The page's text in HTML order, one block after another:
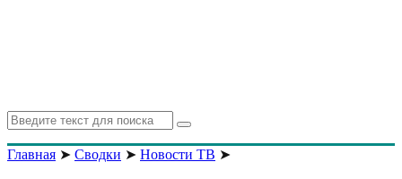
Search
for:
Search
Главная ➤ Сводки ➤ Новости ТВ ➤